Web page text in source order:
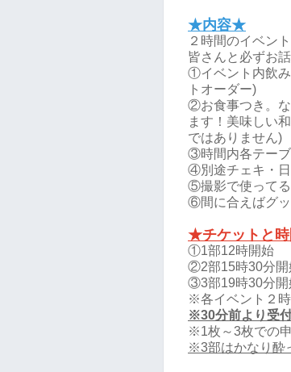
★内容★
２時間のイベン
皆さんと必ずお
①イベント内飲み
トオーダー)
②お食事つき。
ます！美味しい
ではありません)
③時間内各テー
④別途チェキ・
⑤撮影で使って
⑥間に合えばグ
★チケットと
①1部12時開始
②2部15時30分開
③3部19時30分開
※各イベント２時
※30分前より受
※1枚～3枚での
※3部はかなり酔